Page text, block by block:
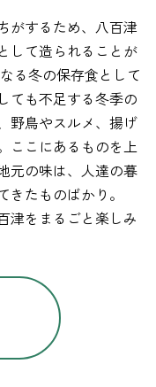
がするため、八百津
して造られることが
る冬の保存食として
ても不足する冬季の
野鳥やスルメ、揚げ
ここにあるものを上
元の味は、人達の暮
たものばかり。
津をまるごと楽しみ